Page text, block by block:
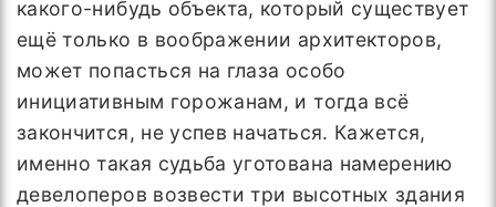
какого-нибудь объекта, который существует
ещё только в воображении архитекторов,
может попасться на глаза особо
инициативным горожанам, и тогда всё
закончится, не успев начаться. Кажется,
именно такая судьба уготована намерению
девелоперов возвести три высотных здания